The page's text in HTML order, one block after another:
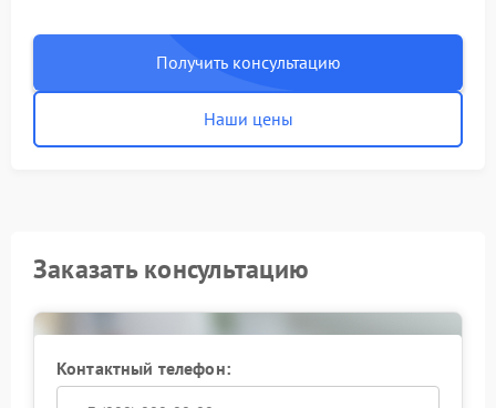
Получить консультацию
Наши цены
Заказать консультацию
Контактный телефон: